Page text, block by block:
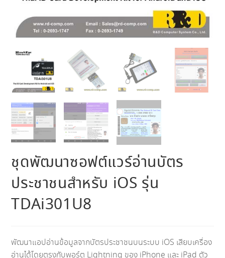
ชุดพัฒนาซอฟต์แวร์อ่านบัตร
ประชาชนสำหรับ iOS รุ่น
TDAi301U8
พัฒนาแอปอ่านข้อมูลจากบัตรประชาชนบนระบบ iOS เสียบเครื่อง
อ่านได้โดยตรงกับพอร์ต Lightning ของ iPhone และ iPad ตัว